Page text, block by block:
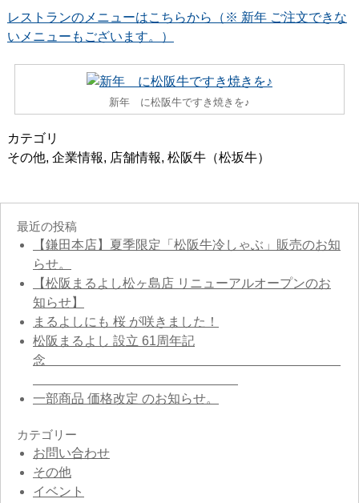
レストランのメニューはこちらから（※ 新年 ご注文できな
いメニューもございます。）
新年 に松阪牛ですき焼きを♪
カテゴリ
その他, 企業情報, 店舗情報, 松阪牛（松坂牛）
最近の投稿
【鎌田本店】夏季限定「松阪牛冷しゃぶ」販売のお知
らせ。
【松阪まるよし松ヶ島店 リニューアルオープンのお
知らせ】
まるよしにも 桜 が咲きました！
松阪まるよし 設立 61周年記
念
一部商品 価格改定 のお知らせ。
カテゴリー
お問い合わせ
その他
イベント